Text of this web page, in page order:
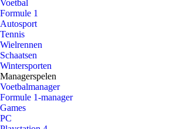
Voetbal
Formule 1
Autosport
Tennis
Wielrennen
Schaatsen
Wintersporten
Managerspelen
Voetbalmanager
Formule 1-manager
Games
PC